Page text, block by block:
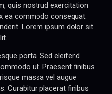
quis nostrud exercitation
ea commodo consequat.
Lorem ipsum dolor sit
porta. Sed eleifend
ut. Praesent finibus
massa vel augue
Curabitur placerat finibus